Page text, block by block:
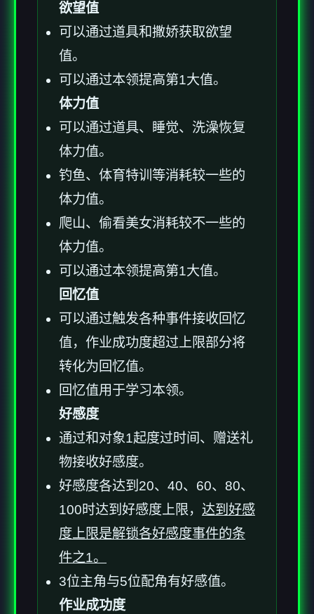
欲望值
可以通过道具和撒娇获取欲望
值。
可以通过本领提高第1大值。
体力值
可以通过道具、睡觉、洗澡恢复
体力值。
钓鱼、体育特训等消耗较一些的
体力值。
爬山、偷看美女消耗较不一些的
体力值。
可以通过本领提高第1大值。
回忆值
可以通过触发各种事件接收回忆
值，作业成功度超过上限部分将
转化为回忆值。
回忆值用于学习本领。
好感度
通过和对象1起度过时间、赠送礼
物接收好感度。
好感度各达到20、40、60、80、
100时达到好感度上限， 达到好感
度上限是解锁各好感度事件的条
件之1。
3位主角与5位配角有好感值。
作业成功度